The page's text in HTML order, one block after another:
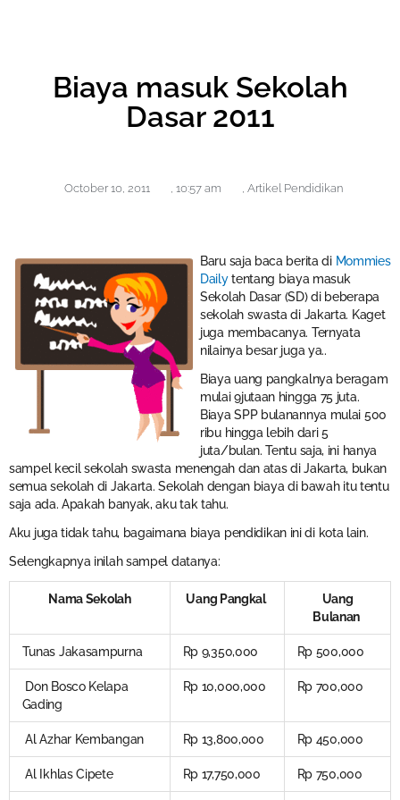
Biaya masuk Sekolah
Dasar 2011
October 10, 2011 , 10:57 am , Artikel Pendidikan
Baru saja baca berita di Mommies
Dailytentang biaya masuk
Sekolah Dasar (SD) di beberapa
sekolah swasta di Jakarta. Kaget
juga membacanya. Ternyata
nilainya besar juga ya..
Biaya uang pangkalnya beragam
mulai 9jutaan hingga 75 juta.
Biaya SPP bulanannya mulai 500
ribu hingga lebih dari 5
juta/bulan. Tentu saja, ini hanya
sampel kecil sekolah swasta menengah dan atas di Jakarta, bukan
semua sekolah di Jakarta. Sekolah dengan biaya di bawah itu tentu
saja ada. Apakah banyak, aku tak tahu.
Aku juga tidak tahu, bagaimana biaya pendidikan ini di kota lain.
Selengkapnya inilah sampel datanya:
Nama Sekolah Uang Pangkal
Uang
Bulanan
Tunas Jakasampurna Rp 9,350,000 Rp 500,000
Don Bosco Kelapa
Gading
Rp 10,000,000 Rp 700,000
Al Azhar Kembangan Rp 13,800,000 Rp 450,000
Al Ikhlas Cipete Rp 17,750,000 Rp 750,000